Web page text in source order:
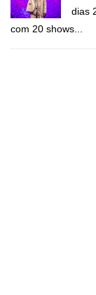
dias
com 20 shows...